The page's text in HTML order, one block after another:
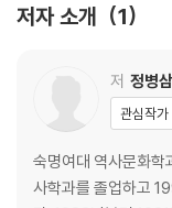
1. 『일승법계도』
3. 「백화도량발원문」과
4장 의상의 화엄사상
저자 소개 1
저 정병삼
관심작가
숙명여대 역사문화
사학과를 졸업하고